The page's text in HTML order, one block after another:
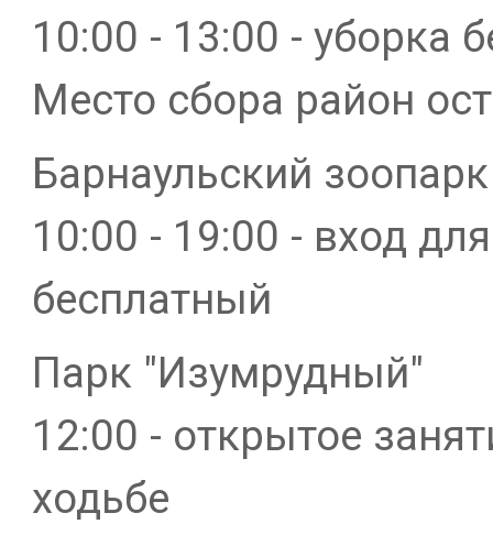
10:00 - 13:00 - уборка
Место сбора район
Барнаульский зоопарк
10:00 - 19:00 - вход
бесплатный
Парк "Изумрудный"
12:00 - открытое
ходьбе